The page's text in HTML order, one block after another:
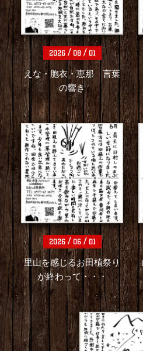
えな・胞衣・恵那 言葉
の響き
2026/06/01
里山を感じるお田植祭り
が終わって・・・